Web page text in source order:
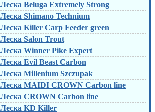
Леска Beluga Extremely Strong
Леска Shimano Technium
Леска Killer Carp Feeder green
Леска Salon Trout
Леска Winner Pike Expert
Леска Evil Beast Carbon
Леска Millenium Szczupak
Леска MAIDI CROWN Carbon line
Леска CROWN Carbon line
Леска KD Killer